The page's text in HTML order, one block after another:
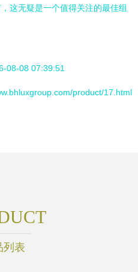
这无疑是一个值得关注的最佳组
08-08 07:39:51
product/17.html
列表